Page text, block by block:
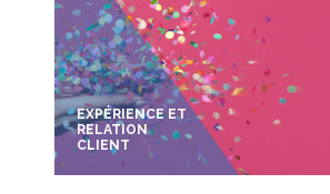
EXPÉRIENCE ET
RELATION
CLIENT